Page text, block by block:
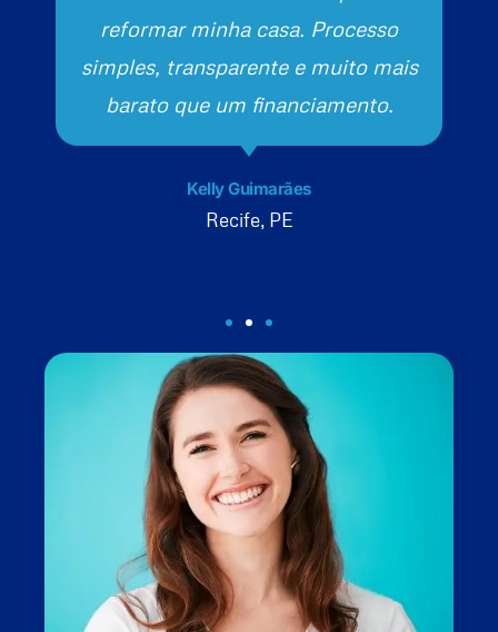
reformar minha casa. Processo
simples, transparente e muito mais
barato que um financiamento.
Kelly Guimarães
Recife, PE